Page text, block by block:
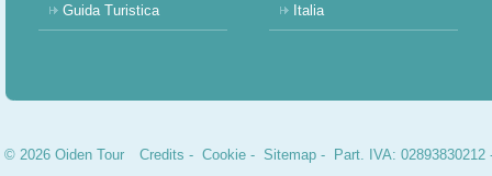
Guida Turistica Italia
© 2026 Oiden Tour Credits -Cookie -Sitemap - Part. IVA: 02893830212